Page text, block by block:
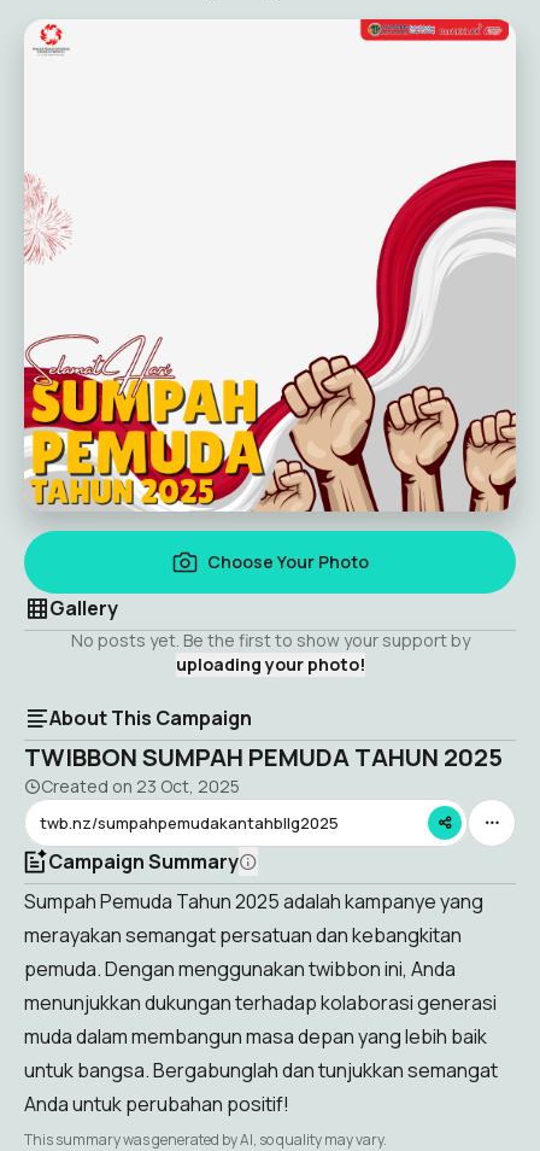
Choose Your Photo
Gallery
No posts yet. Be the first to show your support by
uploading your photo!
About This Campaign
TWIBBON SUMPAH PEMUDA TAHUN 2025
Created on 23 Oct, 2025
twb.nz/sumpahpemudakantahbllg2025
Campaign Summary
Sumpah Pemuda Tahun 2025 adalah kampanye yang
merayakan semangat persatuan dan kebangkitan
pemuda. Dengan menggunakan twibbon ini, Anda
menunjukkan dukungan terhadap kolaborasi generasi
muda dalam membangun masa depan yang lebih baik
untuk bangsa. Bergabunglah dan tunjukkan semangat
Anda untuk perubahan positif!
This summary was generated by AI, so quality may vary.